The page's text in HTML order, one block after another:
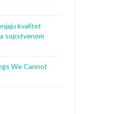
kvalitet
sopstvenom
We Cannot